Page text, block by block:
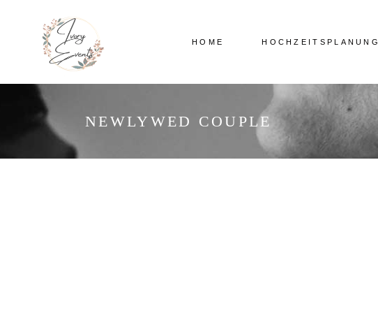
HOME HOCHZEITSPLANUNG
NEWLYWED COUPLE